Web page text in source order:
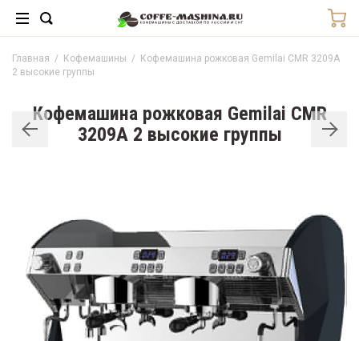
Главная / Кофемашины / Кофемашина рожковая Gemilai CMR 3209A
2 высокие группы
Кофемашина рожковая Gemilai CMR
3209A 2 высокие группы